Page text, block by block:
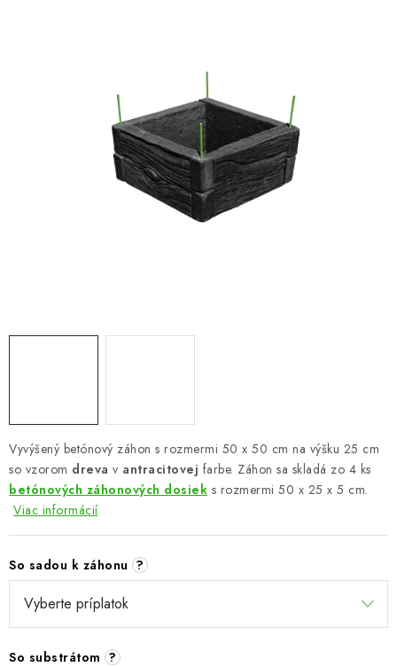
BETÓNOVÉ PLOTY
AKCIA - MIERNE POŠKODENÝ TOVAR
Vyvýšený betónový záhon s rozmermi 50 x 50 cm na výšku 25 cm
so vzorom dreva v antracitovej farbe. Záhon sa skladá zo 4 ks
betónových záhonových dosiek s rozmermi 50 x 25 x 5 cm.
Viac informácií
So sadou k záhonu ?
So substrátom ?